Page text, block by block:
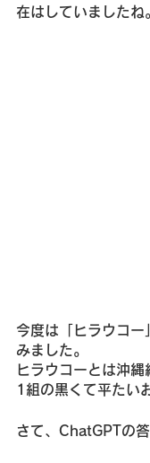
在はしていましたね
今度は「ヒラウコー
みました。
ヒラウコーとは沖
1組の黒くて平たい
さて、ChatGPTの答